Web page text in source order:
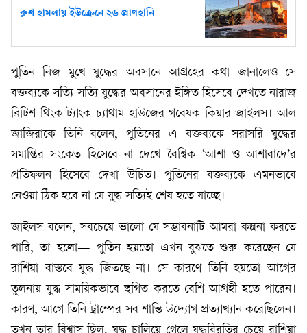
রুশ হামলায় ইউক্রেনে ২৬ প্রাণহানি
পুতিন নিজ মুখে যুদ্ধের অবসানে আগ্রহের কথা জানালেও সে
বক্তব্যকে সত্যি সত্যি যুদ্ধের অবসানের ইঙ্গিত হিসেবে দেখতে নারাজ
ব্রিটিশ থিংক ট্যাংক চ্যাথাম হাউজের গবেষক কিয়ার জাইলস। আল
জাজিরাকে তিনি বলেন, পুতিনের এ বক্তব্যকে সরাসরি যুদ্ধের
সমাপ্তির সংকেত হিসেবে না দেখে বৈশ্বিক ‘আশা ও আশাবাদে’র
প্রতিফলন হিসেবে দেখা উচিত। পুতিনের বক্তব্যকে এমনভাবে
নেওয়া ঠিক হবে না যে যুদ্ধ সত্যিই শেষ হতে যাচ্ছে।
জাইলস বলেন, সবচেয়ে ভালো যে সম্ভাবনাটি আমরা কল্পনা করতে
পারি, তা হলো— পুতিন হয়তো এখন বুঝতে শুরু করেছেন যে
রাশিয়া বাস্তবে যুদ্ধ জিতছে না। সে কারণে তিনি হয়তো আগের
তুলনায় যুদ্ধ সাময়িকভাবে স্থগিত করতে বেশি আগ্রহী হতে পারেন।
কারণ, আগে তিনি ট্রাম্পের সব শান্তি উদ্যোগ প্রত্যাখ্যান করেছিলেন।
তখন তার বিশ্বাস ছিল, যুদ্ধ চালিয়ে গেলে যুদ্ধবিরতির চেয়ে রাশিয়া